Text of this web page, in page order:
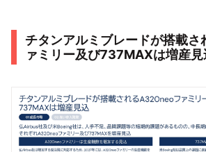
チタンアルミブレードが搭載
ァミリー及び737MAXは増産見